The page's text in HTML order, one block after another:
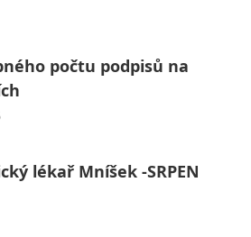
počtu podpisů na
lékař Mníšek -SRPEN